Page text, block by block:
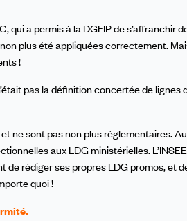
qui a permis à la DGFIP de s’affranchir
plus été appliquées correctement.
!
pas la définition concertée de
ne sont pas non plus réglementaires.
aux LDG ministérielles.
rédiger ses propres LDG promos, et
quoi !